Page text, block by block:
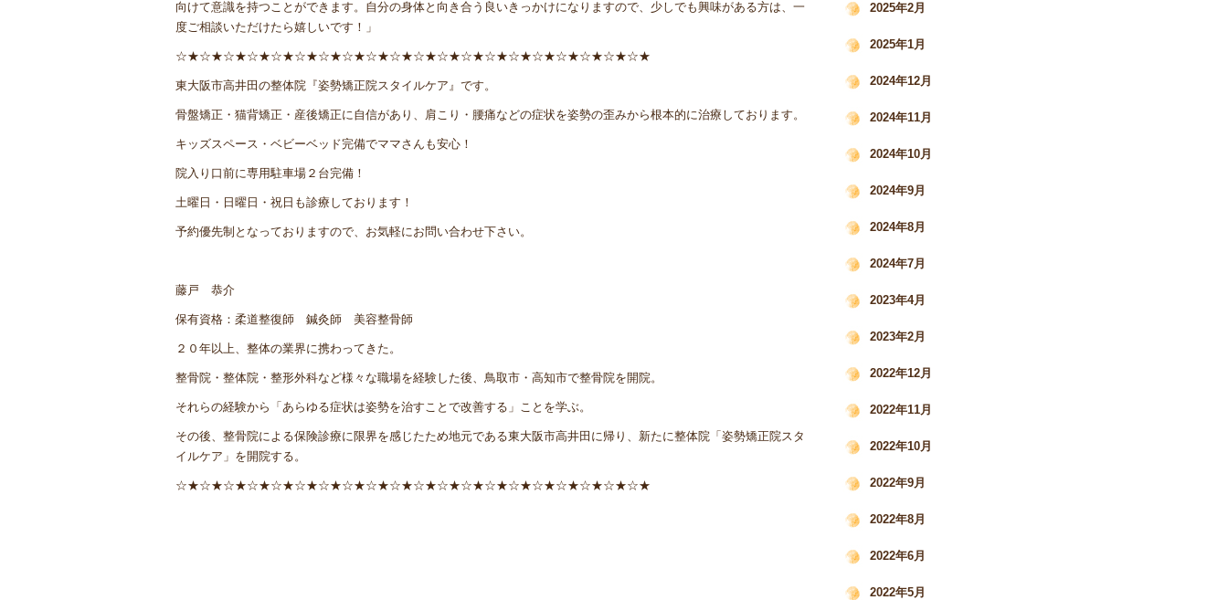
向けて意識を持つことができます。自分の身体と向き合う良いきっかけになりますので、少しでも興味がある方は、一
度ご相談いただけたら嬉しいです！」
☆★☆★☆★☆★☆★☆★☆★☆★☆★☆★☆★☆★☆★☆★☆★☆★☆★☆★☆★☆★
東大阪市高井田の整体院『姿勢矯正院スタイルケア』です。
骨盤矯正・猫背矯正・産後矯正に自信があり、肩こり・腰痛などの症状を姿勢の歪みから根本的に治療しております。
キッズスペース・ベビーベッド完備でママさんも安心！
院入り口前に専用駐車場２台完備！
土曜日・日曜日・祝日も診療しております！
予約優先制となっておりますので、お気軽にお問い合わせ下さい。
藤戸 恭介
保有資格：柔道整復師 鍼灸師 美容整骨師
２０年以上、整体の業界に携わってきた。
整骨院・整体院・整形外科など様々な職場を経験した後、鳥取市・高知市で整骨院を開院。
それらの経験から「あらゆる症状は姿勢を治すことで改善する」ことを学ぶ。
その後、整骨院による保険診療に限界を感じたため地元である東大阪市高井田に帰り、新たに整体院「姿勢矯正院スタ
イルケア」を開院する。
☆★☆★☆★☆★☆★☆★☆★☆★☆★☆★☆★☆★☆★☆★☆★☆★☆★☆★☆★☆★
2025年2月
2025年1月
2024年12月
2024年11月
2024年10月
2024年9月
2024年8月
2024年7月
2023年4月
2023年2月
2022年12月
2022年11月
2022年10月
2022年9月
2022年8月
2022年6月
2022年5月